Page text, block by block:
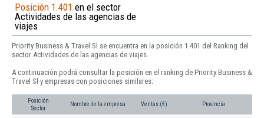
Posición 1.401 en el sector
Actividades de las agencias de
viajes
Priority Business & Travel Sl se encuentra en la posición 1.401 del Ranking del
sector Actividades de las agencias de viajes.
A continuación podrá consultar la posición en el ranking de Priority Business &
Travel Sl y empresas con posiciones similares:
Posición
Sector
Nombre de la empresa Ventas (€) Provincia